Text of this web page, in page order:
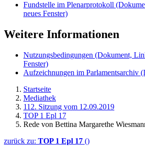
Fundstelle im Plenarprotokoll
neues Fenster)
Weitere Informationen
Nutzungsbedingungen (Dokument,
Fenster)
Aufzeichnungen im Parlamentsarchiv
Startseite
Mediathek
112. Sitzung vom 12.09.2019
TOP 1 Epl 17
Rede von Bettina Margarethe
zurück zu: TOP 1 Epl 17 ()